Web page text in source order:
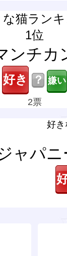
な猫ラン
1位
ンチカ
？
2票
好
ャパ